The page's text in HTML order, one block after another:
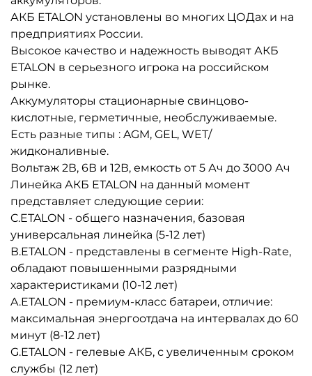
АКБ ETALON установлены во многих ЦОДах и на
предприятиях России.
Высокое качество и надежность выводят АКБ
ETALON в серьезного игрока на российском
рынке.
Аккумуляторы стационарные свинцово-
кислотные, герметичные, необслуживаемые.
Есть разные типы : AGM, GEL, WET/
жидконаливные.
Вольтаж 2В, 6В и 12В, емкость от 5 Ач до 3000 Ач
Линейка АКБ ETALON на данный момент
представляет следующие серии:
C.ETALON - общего назначения, базовая
универсальная линейка (5-12 лет)
В.ETALON - представлены в сегменте High-Rate,
обладают повышенными разрядными
характеристиками (10-12 лет)
A.ETALON - премиум-класс батареи, отличие:
максимальная энергоотдача на интервалах до 60
минут (8-12 лет)
G.ETALON - гелевые АКБ, с увеличенным сроком
службы (12 лет)